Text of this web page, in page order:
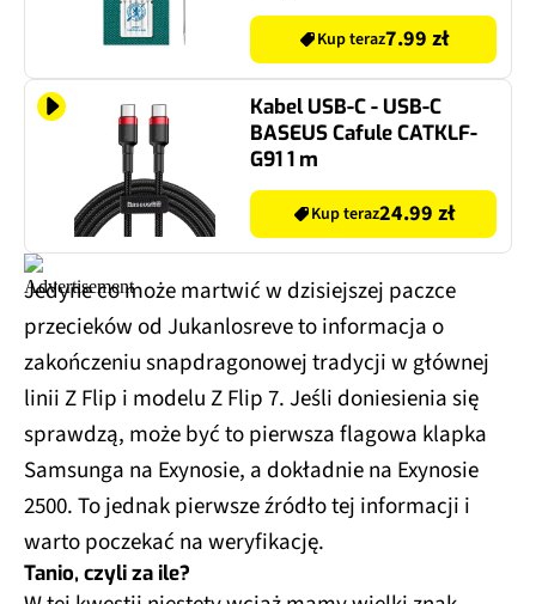
Kup teraz7.99 zł
Kabel USB-C - USB-C
BASEUS Cafule CATKLF-
G91 1 m
Kup teraz24.99 zł
Jedyne co może martwić w dzisiejszej paczce
przecieków od Jukanlosreve to informacja o
zakończeniu snapdragonowej tradycji w głównej
linii Z Flip i modelu Z Flip 7. Jeśli doniesienia się
sprawdzą, może być to pierwsza flagowa klapka
Samsunga na Exynosie, a dokładnie na Exynosie
2500. To jednak pierwsze źródło tej informacji i
warto poczekać na weryfikację.
Tanio, czyli za ile?